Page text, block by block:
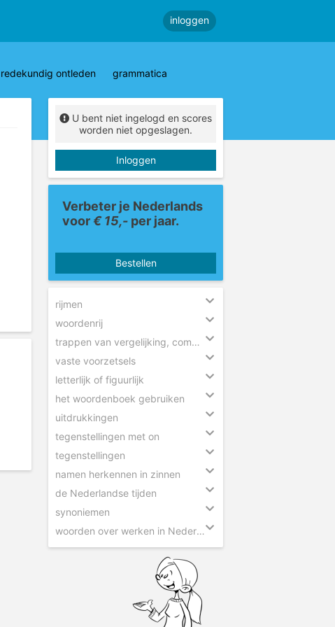
inloggen
redekundig ontleden grammatica
U bent niet ingelogd en scores
worden niet opgeslagen.
Inloggen
Verbeter je Nederlands
voor€ 15,- per jaar.
Bestellen
rijmen
woordenrij
trappen van vergelijking, comparatief en superlatief
vaste voorzetsels
letterlijk of figuurlijk
het woordenboek gebruiken
uitdrukkingen
tegenstellingen met on
tegenstellingen
namen herkennen in zinnen
de Nederlandse tijden
synoniemen
woorden over werken in Nederland